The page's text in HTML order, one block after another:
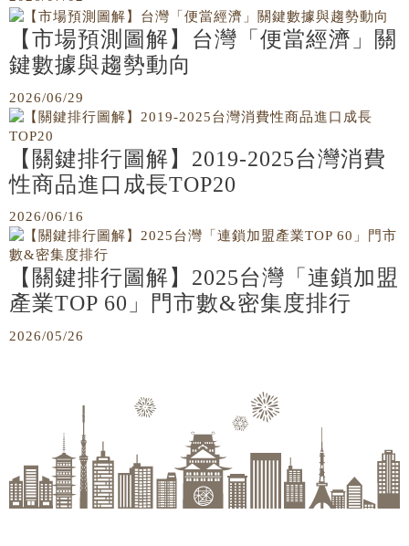
【市場預測圖解】台灣「便當經濟」關
鍵數據與趨勢動向
2026/06/29
【關鍵排行圖解】2019-2025台灣消費
性商品進口成長TOP20
2026/06/16
【關鍵排行圖解】2025台灣「連鎖加盟
產業TOP 60」門市數&密集度排行
2026/05/26